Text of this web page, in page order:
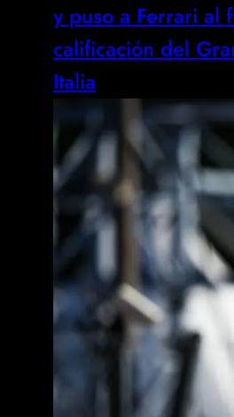
y puso a Ferrari al
calificación del
Italia